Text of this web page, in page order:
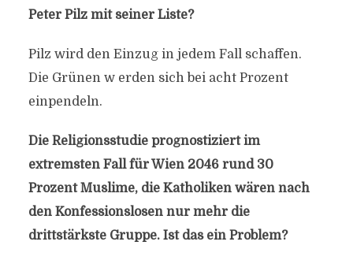
Peter Pilz mit seiner Liste?
Pilz wird den Einzug in jedem Fall schaffen.
Die Grünen w erden sich bei acht Prozent
einpendeln.
Die Religionsstudie prognostiziert im
extremsten Fall für Wien 2046 rund 30
Prozent Muslime, die Katholiken wären nach
den Konfessionslosen nur mehr die
drittstärkste Gruppe. Ist das ein Problem?